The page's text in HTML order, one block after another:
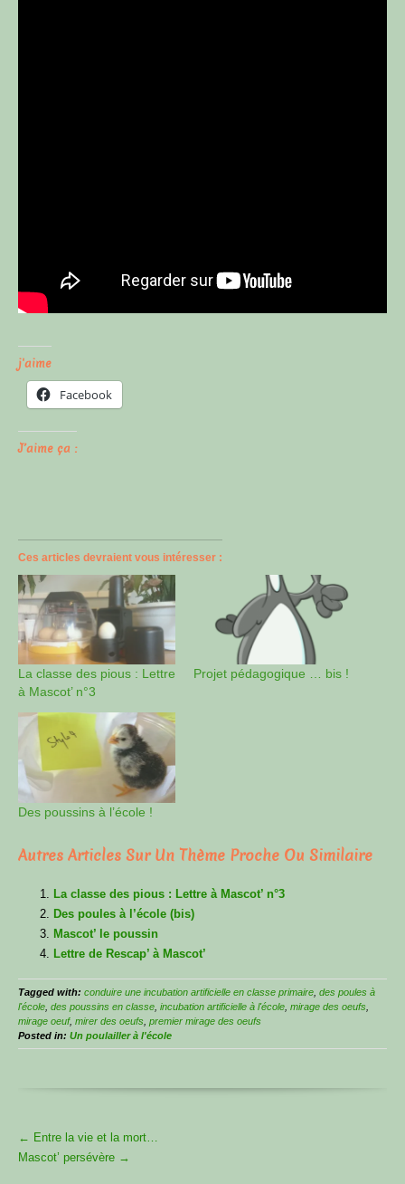
j'aime
Facebook
J’aime ça :
Ces articles devraient vous intéresser :
La classe des pious : Lettre
à Mascot’ n°3
Projet pédagogique … bis !
Des poussins à l’école !
Autres Articles Sur Un Thème Proche Ou Similaire
La classe des pious : Lettre à Mascot’ n°3
Des poules à l’école (bis)
Mascot’ le poussin
Lettre de Rescap’ à Mascot’
Tagged with: conduire une incubation artificielle en classe primaire des poules à
l'école des poussins en classe incubation artificielle à l'école mirage des oeufs
mirage oeuf, mirer des oeufs premier mirage des oeufs
Posted in: Un poulailler à l'école
More
Articles
← Entre la vie et la mort…
Mascot’ persévère →